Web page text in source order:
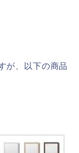
が、以下の商品